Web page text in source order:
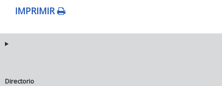
IMPRIMIR
Directorio